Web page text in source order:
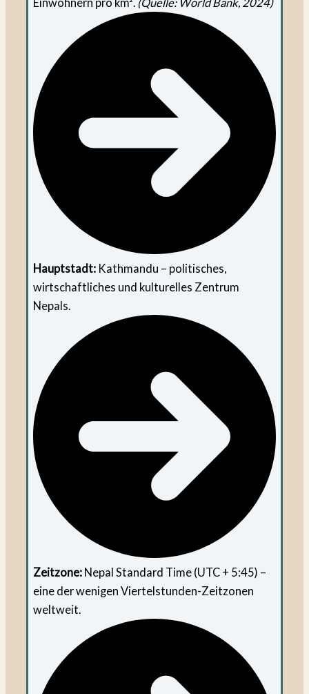
Hauptstadt: Kathmandu – politisches,
wirtschaftliches und kulturelles Zentrum
Nepals.
Zeitzone: Nepal Standard Time (UTC + 5:45) –
eine der wenigen Viertelstunden-Zeitzonen
weltweit.